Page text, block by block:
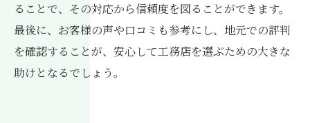
ることで、その対応から信頼度を図ることができます。
最後に、お客様の声や口コミも参考にし、地元での評判
を確認することが、安心して工務店を選ぶための大きな
助けとなるでしょう。